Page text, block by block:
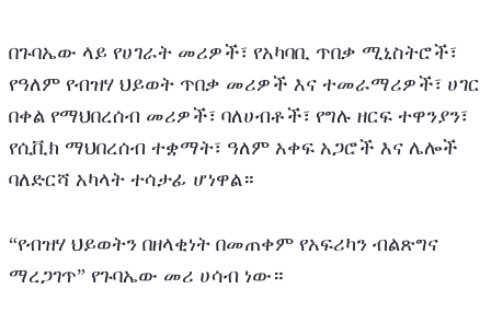
በጉባኤው ላይ የሀገራት መሪዎች፣ የአካባቢ ጥበቃ ሚኒስትሮች፣
የዓለም የብዝሃ ህይወት ጥበቃ መሪዎች እና ተመራማሪዎች፣ ሀገር
በቀል የማህበረሰብ መሪዎች፣ ባለሀብቶች፣ የግሉ ዘርፍ ተዋንያን፣
የሲቪክ ማህበረሰብ ተቋማት፣ ዓለም አቀፍ አጋሮች እና ሌሎች
ባለድርሻ አካላት ተሳታፊ ሆነዋል።
“የብዝሃ ህይወትን በዘላቂነት በመጠቀም የአፍሪካን ብልጽግና
ማረጋገጥ” የጉባኤው መሪ ሀሳብ ነው።